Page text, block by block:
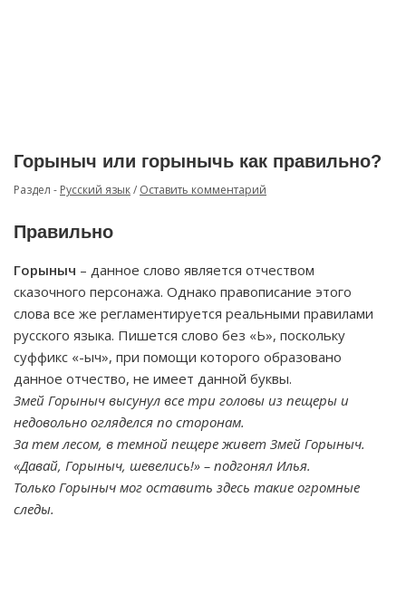
Горыныч или горынычь как правильно?
Раздел - Русский язык/ Оставить комментарий
Правильно
Горыныч – данное слово является отчеством
сказочного персонажа. Однако правописание этого
слова все же регламентируется реальными правилами
русского языка. Пишется слово без «Ь», поскольку
суффикс «-ыч», при помощи которого образовано
данное отчество, не имеет данной буквы.
Змей Горыныч высунул все три головы из пещеры и
недовольно огляделся по сторонам.
За тем лесом, в темной пещере живет Змей Горыныч.
«Давай, Горыныч, шевелись!» – подгонял Илья.
Только Горыныч мог оставить здесь такие огромные
следы.